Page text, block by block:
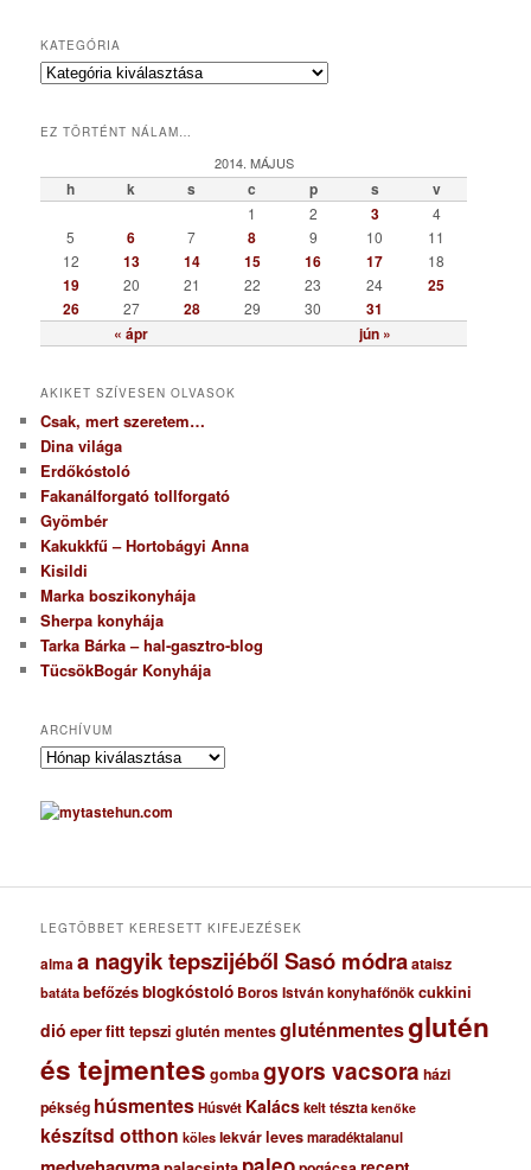
KATEGÓRIA
K
e
r
EZ TÖRTÉNT NÁLAM…
2014. MÁJUS
h k s c p s v
« ápr jún »
1 2 3
4
5
6 7 8 9 10
11
12
13 14 15 16 17 18
19 20 21 22 23 24
25
26
27 28 29 30 31
AKIKET SZÍVESEN OLVASOK
Csak, mert szeretem…
Dina világa
Erdőkóstoló
Fakanálforgató tollforgató
Gyömbér
Kakukkfű – Hortobágyi Anna
Kisildi
Marka boszikonyhája
Sherpa konyhája
Tarka Bárka – hal-gasztro-blog
TücsökBogár Konyhája
ARCHÍVUM
A
c
h
u
LEGTÖBBET KERESETT KIFEJEZÉSEK
almaa nagyik tepszijéből Sasó módraataisz
batáta befőzésblogkóstoló Boros István konyhafőnökcukkini
dió eperfitt tepszi glutén mentesgluténmentesglutén
és tejmentes gombagyors vacsora házi
pékség húsmentesHúsvét Kalácskelt tészta kenőke
készítsd otthon köles lekvárlevesmaradéktalanul